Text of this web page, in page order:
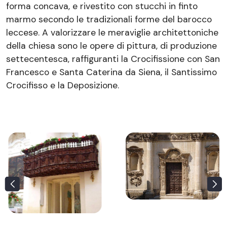
forma concava, e rivestito con stucchi in finto
marmo secondo le tradizionali forme del barocco
leccese. A valorizzare le meraviglie architettoniche
della chiesa sono le opere di pittura, di produzione
settecentesca, raffiguranti la Crocifissione con San
Francesco e Santa Caterina da Siena, il Santissimo
Crocifisso e la Deposizione.